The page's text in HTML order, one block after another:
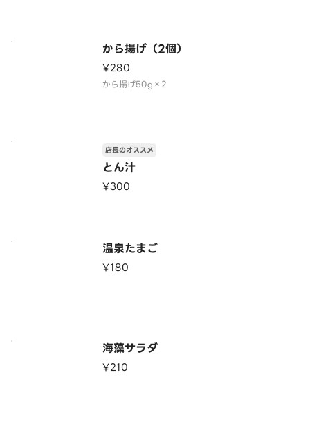
から揚げ（2個）
¥280
から揚げ50g×2
とん汁
店長のオススメ
¥300
温泉たまご
¥180
海藻サラダ
¥210